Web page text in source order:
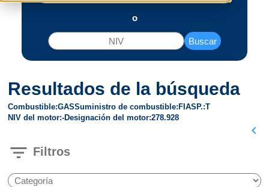
o
Buscar
Resultados de la búsqueda
Combustible GASSuministro de combustible FI ASP. T
NIV del motor -Designación del motor 278.928
chevron_left
filter_list Filtros